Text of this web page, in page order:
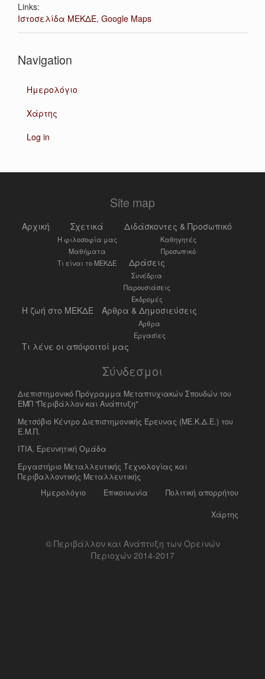
Links:
Ιστοσελίδα ΜΕΚΔΕ, Google Maps
Navigation
Ημερολόγιο
Χάρτης
Log in
Site map
Αρχική Σχετικά
Η φιλοσοφία μας
Μαθήματα
Τι είναι το ΜΕΚΔΕ
Διδάσκοντες & Προσωπικό
Καθηγητές
Προσωπικό
Δράσεις
Συνέδρια
Παρουσιάσεις
Εκδρομές
Η ζωή στο ΜΕΚΔΕ Άρθρα & Δημοσιεύσεις
Άρθρα
Εργασίες
Τι λένε οι απόφοιτοί μας
Σύνδεσμοι
Διεπιστημονικό Πρόγραμμα Μεταπτυχιακών Σπουδών του
ΕΜΠ "Περιβάλλον και Ανάπτυξη"
Μετσόβιο Κέντρο Διεπιστημονικής Έρευνας (ΜΕ.Κ.Δ.Ε.) του
Ε.Μ.Π.
ΙΤΙΑ, Ερευνητική Ομάδα
Eργαστήριο Mεταλλευτικής Tεχνολογίας και
Περιβαλλοντικής Μεταλλευτικής
Πολιτική απορρήτου
Επικοινωνία
Ημερολόγιο
Χάρτης
© Περιβάλλον και Ανάπτυξη των Ορεινών
Περιοχών 2014-2017